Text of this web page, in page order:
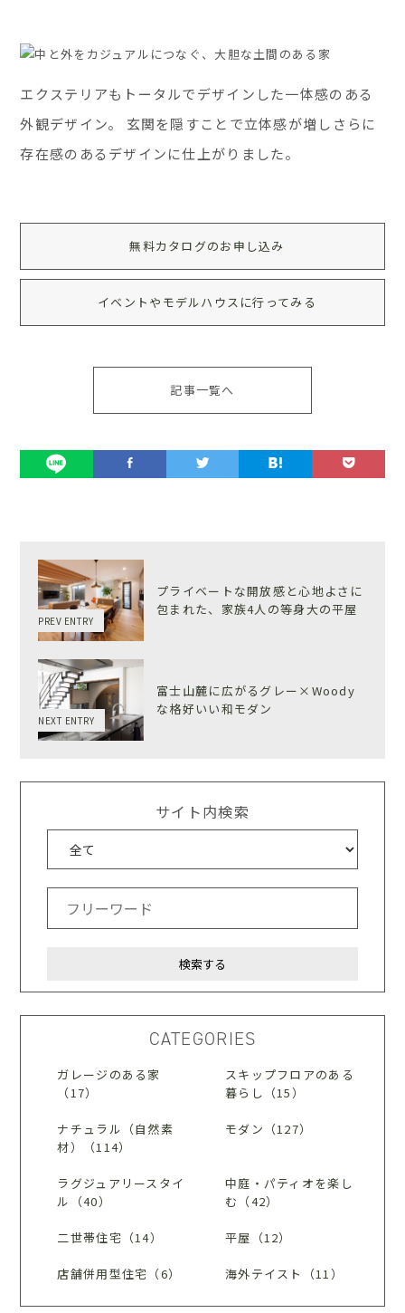
エクステリアもトータルでデザインした一体感のある
外観デザイン。 玄関を隠すことで立体感が増しさらに
存在感のあるデザインに仕上がりました。
無料カタログのお申し込み
イベントやモデルハウスに行ってみる
記事一覧へ
PREV ENTRY
プライベートな開放感と心地よさに
包まれた、家族4人の等身大の平屋
NEXT ENTRY
富士山麓に広がるグレー×Woody
な格好いい和モダン
サイト内検索
CATEGORIES
ガレージのある家
（17）
スキップフロアのある
暮らし（15）
ナチュラル（自然素
材）（114）
モダン（127）
ラグジュアリースタイ
ル（40）
中庭・パティオを楽し
む（42）
二世帯住宅（14） 平屋（12）
店舗併用型住宅（6） 海外テイスト（11）